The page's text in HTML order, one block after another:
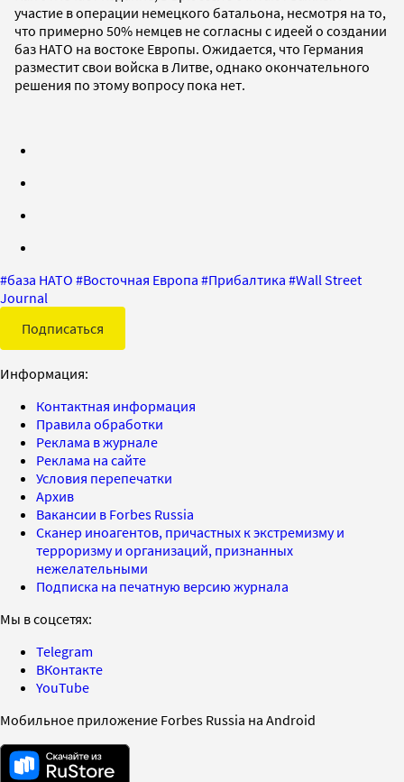
участие в операции немецкого батальона, несмотря на то,
что примерно 50% немцев не согласны с идеей о создании
баз НАТО на востоке Европы. Ожидается, что Германия
разместит свои войска в Литве, однако окончательного
решения по этому вопросу пока нет.
#база НАТО #Восточная Европа #Прибалтика #Wall Street
Journal
Подписаться
Информация:
Контактная информация
Правила обработки
Реклама в журнале
Реклама на сайте
Условия перепечатки
Архив
Вакансии в Forbes Russia
Сканер иноагентов, причастных к экстремизму и
терроризму и организаций, признанных
нежелательными
Подписка на печатную версию журнала
Мы в соцсетях:
Telegram
ВКонтакте
YouTube
Мобильное приложение Forbes Russia на Android